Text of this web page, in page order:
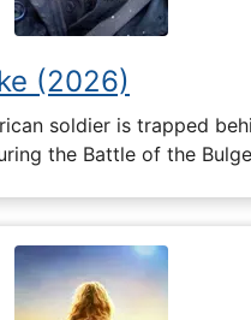
(2026)
soldier is trapped
the Battle of the